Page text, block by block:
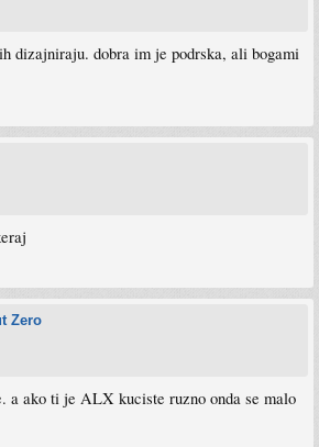
dizajniraju. dobra im je podrska, ali bogami
Zero
a ako ti je ALX kuciste ruzno onda se malo